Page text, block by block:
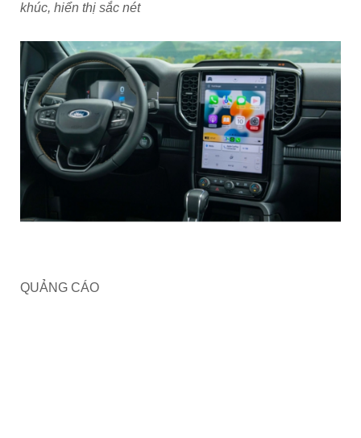
khúc, hiển thị sắc nét
QUẢNG CÁO